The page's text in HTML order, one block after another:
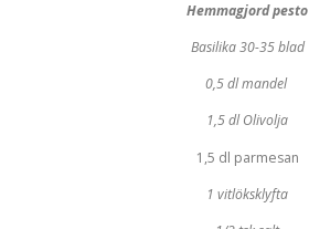
Hemmagjord pesto
Basilika 30-35 blad
0,5 dl mandel
1,5 dl Olivolja
1,5 dl parmesan
1 vitlöksklyfta